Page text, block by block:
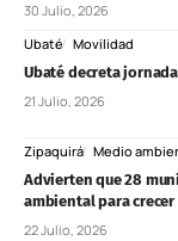
30 Julio, 2026
Ubaté Movilidad
Ubaté decreta
21 Julio, 2026
Zipaquirá Medio
Advierten que 28
ambiental para crecer
22 Julio, 2026